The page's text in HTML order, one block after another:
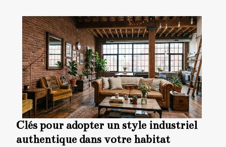
Clés pour adopter un style industriel
authentique dans votre habitat